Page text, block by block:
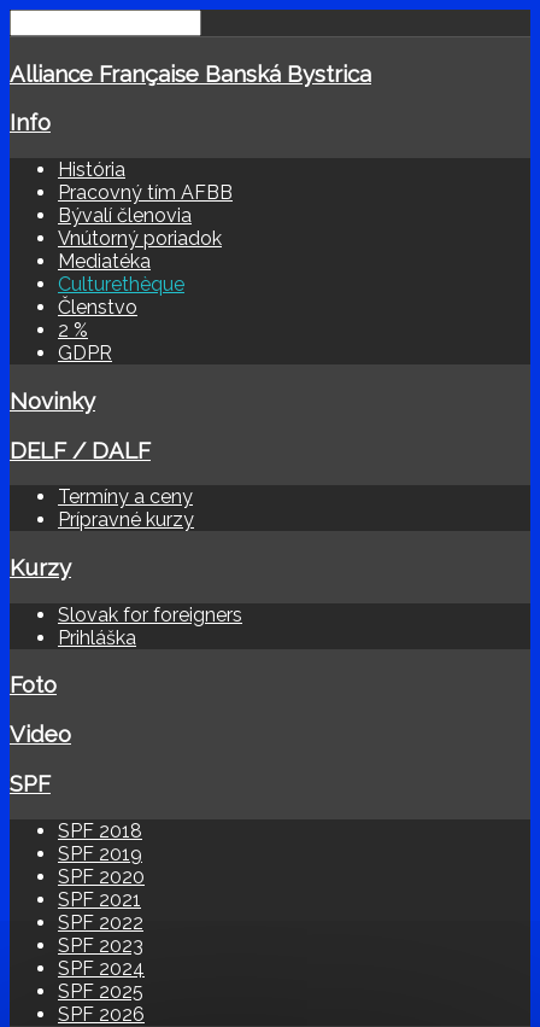
Alliance Française Banská Bystrica
Info
História
Pracovný tím AFBB
Bývalí členovia
Vnútorný poriadok
Mediatéka
Culturethèque
Členstvo
2 %
GDPR
Novinky
DELF / DALF
Termíny a ceny
Prípravné kurzy
Kurzy
Slovak for foreigners
Prihláška
Foto
Video
SPF
SPF 2018
SPF 2019
SPF 2020
SPF 2021
SPF 2022
SPF 2023
SPF 2024
SPF 2025
SPF 2026